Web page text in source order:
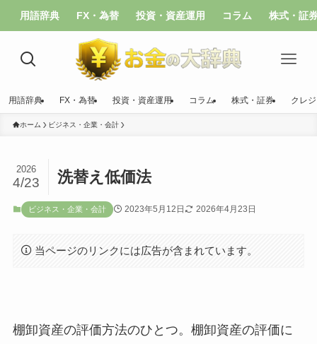
用語辞典 FX・為替 投資・資産運用 コラム 株式・証
用語辞典 FX・為替 投資・資産運用 コラム 株式・証券 クレ
ホーム ビジネス・企業・会計
洗替え低価法
2026
4/23
ビジネス・企業・会計 2023年5月12日 2026年4月23日
当ページのリンクには広告が含まれています。
棚卸資産の評価方法のひとつ。棚卸資産の評価に